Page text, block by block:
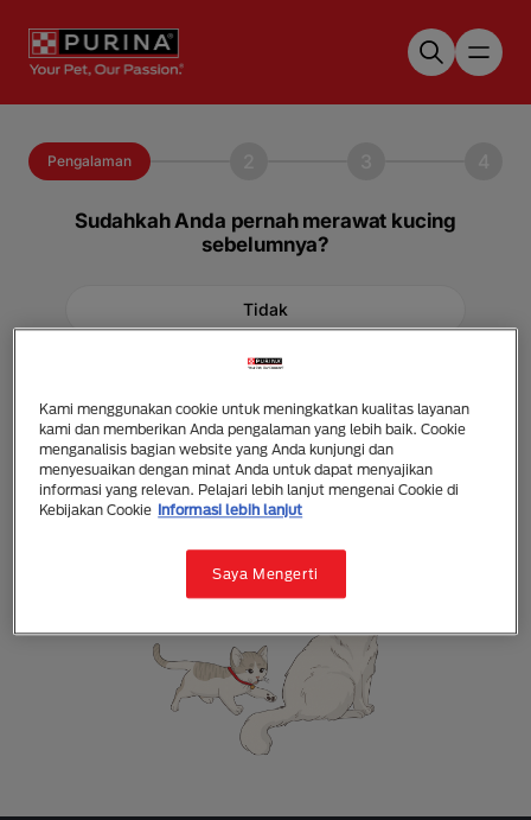
Pengalaman
Sudahkah Anda pernah merawat kucing
sebelumnya?
Tidak
Ya
Kami menggunakan cookie untuk meningkatkan kualitas layanan
kami dan memberikan Anda pengalaman yang lebih baik. Cookie
menganalisis bagian website yang Anda kunjungi dan
menyesuaikan dengan minat Anda untuk dapat menyajikan
informasi yang relevan. Pelajari lebih lanjut mengenai Cookie di
Kebijakan Cookie Informasi lebih lanjut
Saya Mengerti